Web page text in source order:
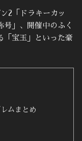
2「ドラキーカッ
」、開催中のふく
「宝玉」といった豪
ムまとめ